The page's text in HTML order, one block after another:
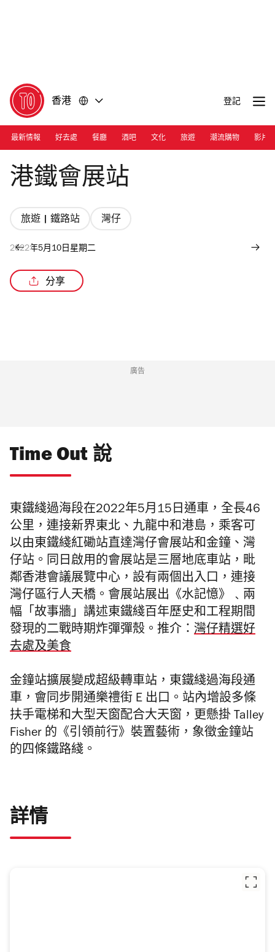
香港 登記
最新情報 好去處 餐廳 酒吧 文化 旅遊 潮流購物 影片
Photograph: Courtesy MTR
港鐵會展站
旅遊 | 鐵路站 灣仔
2022年5月10日星期二
分享
廣告
Time Out 說
東鐵綫過海段在2022年5月15日通車，全長46
公里，連接新界東北、九龍中和港島，乘客可
以由東鐵綫紅磡站直達灣仔會展站和金鐘、灣
仔站。同日啟用的會展站是三層地底車站，毗
鄰香港會議展覽中心，設有兩個出入口，連接
灣仔區行人天橋。會展站展出《水記憶》﹑兩
幅「故事牆」講述東鐵綫百年歷史和工程期間
發現的二戰時期炸彈彈殼。推介： 灣仔精選好
去處及美食
金鐘站擴展變成超級轉車站，東鐵綫過海段通
車，會同步開通樂禮街 E 出口。站內增設多條
扶手電梯和大型天窗配合大天窗，更懸掛 Talley
Fisher 的《引領前行》裝置藝術，象徵金鐘站
的四條鐵路綫。
詳情